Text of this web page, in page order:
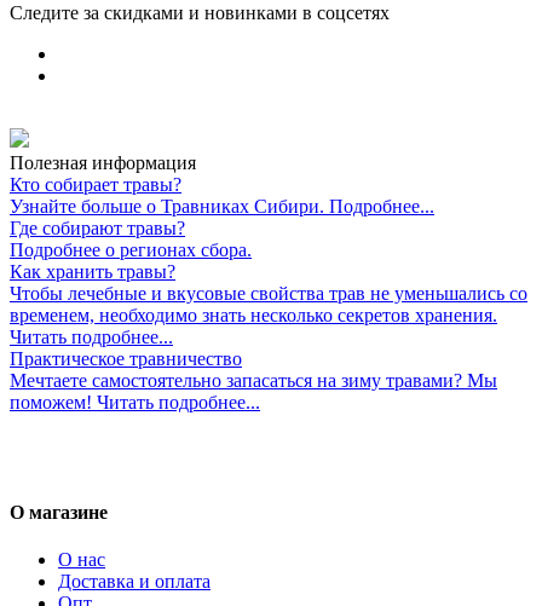
Следите за скидками и новинками в соцсетях
Полезная информация
Кто собирает травы?
Узнайте больше о Травниках Сибири. Подробнее...
Где собирают травы?
Подробнее о регионах сбора.
Как хранить травы?
Чтобы лечебные и вкусовые свойства трав не уменьшались со
временем, необходимо знать несколько секретов хранения.
Читать подробнее...
Практическое травничество
Мечтаете самостоятельно запасаться на зиму травами? Мы
поможем! Читать подробнее...
О магазине
О нас
Доставка и оплата